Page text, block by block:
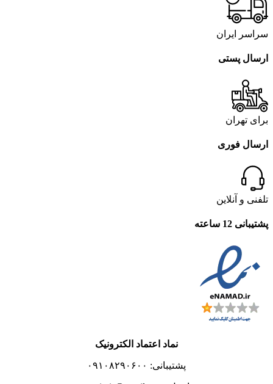
سراسر ایران
ارسال پستی
برای تهران
ارسال فوری
تلفنی و آنلاین
پشتیبانی 12 ساعته
نماد اعتماد الکترونیک
پشتیبانی: ۰۹۱۰۸۲۹۰۶۰۰